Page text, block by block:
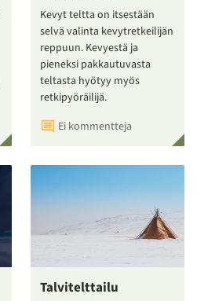
Kevyt teltta on itsestään
selvä valinta kevytretkeilijän
reppuun. Kevyestä ja
pieneksi pakkautuvasta
teltasta hyötyy myös
retkipyöräilijä.
Ei kommentteja
Talvitelttailu